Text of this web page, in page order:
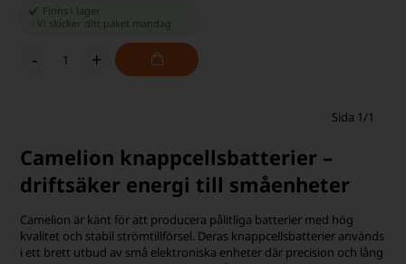
Finns i lager
-Vi skicker ditt paket mandag
- +
Sida 1/1
Camelion knappcellsbatterier –
driftsäker energi till småenheter
Camelion är känt för att producera pålitliga batterier med hög
kvalitet och stabil strömtillförsel. Deras knappcellsbatterier används
i ett brett utbud av små elektroniska enheter där precision och lång